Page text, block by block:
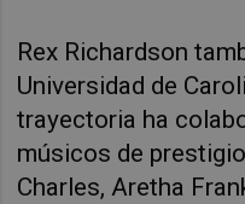
Rex Richardson
Universidad de
trayectoria ha
músicos de
Charles, Aretha